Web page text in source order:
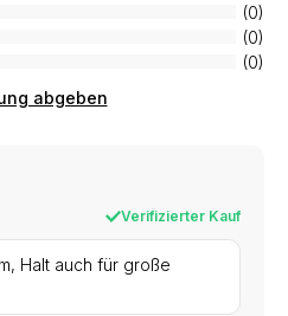
(0)
(0)
(0)
abgeben
Verifizierter Kauf
Halt auch für große